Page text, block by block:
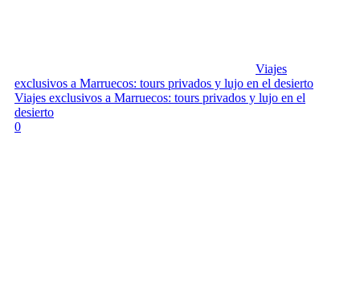
Viajes
exclusivos a Marruecos: tours privados y lujo en el desierto
Viajes exclusivos a Marruecos: tours privados y lujo en el
desierto
0